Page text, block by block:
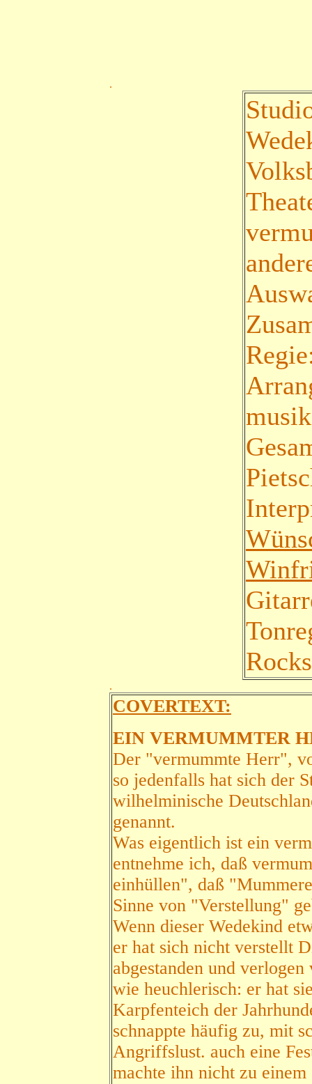
.
.
COVERTEXT:
EIN VERMUMMTER
Der "vermummte Herr",
so jedenfalls hat sich der
wilhelminische
genannt.
Was eigentlich ist ein
entnehme ich, daß
einhüllen", daß
Sinne von "Verstellung"
Wenn dieser Wedekind
er hat sich nicht verstellt
abgestanden und
wie heuchlerisch: er hat
Karpfenteich der
schnappte häufig zu, mit
Angriffslust. auch eine
machte ihn nicht zu einem